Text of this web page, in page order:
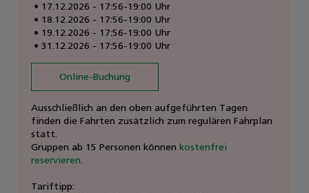
17.12.2026 - 17:56-19:00 Uhr
18.12.2026 - 17:56-19:00 Uhr
19.12.2026 - 17:56-19:00 Uhr
31.12.2026 - 17:56-19:00 Uhr
Online-Buchung
Ausschließlich an den oben aufgeführten Tagen
finden die Fahrten zusätzlich zum regulären Fahrplan
statt.
Gruppen ab 15 Personen können kostenfrei
reservieren
Tariftipp: